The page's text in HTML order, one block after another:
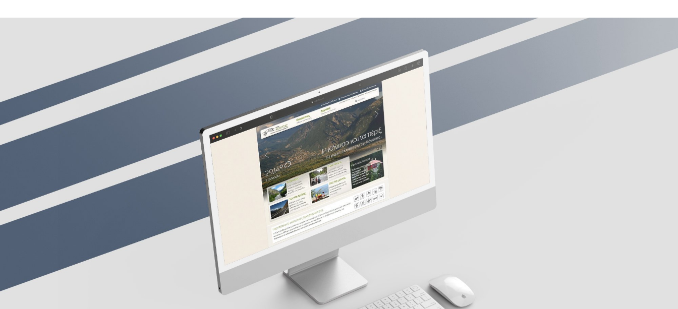
έργα
04 υπηρεσίες
Αρχ. Μακαρίου 14
, Ελλάδα
τ: +30 26510 24308
e: info@wapp.gr
blog επικοινωνία